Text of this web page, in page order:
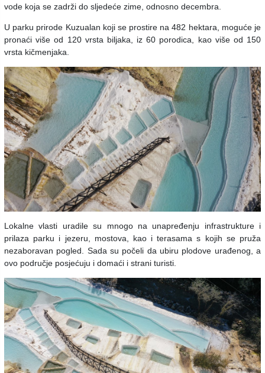
vode koja se zadrži do sljedeće zime, odnosno decembra.
U parku prirode Kuzualan koji se prostire na 482 hektara, moguće je
pronaći više od 120 vrsta biljaka, iz 60 porodica, kao više od 150
vrsta kičmenjaka.
Lokalne vlasti uradile su mnogo na unapređenju infrastrukture i
prilaza parku i jezeru, mostova, kao i terasama s kojih se pruža
nezaboravan pogled. Sada su počeli da ubiru plodove urađenog, a
ovo područje posjećuju i domaći i strani turisti.